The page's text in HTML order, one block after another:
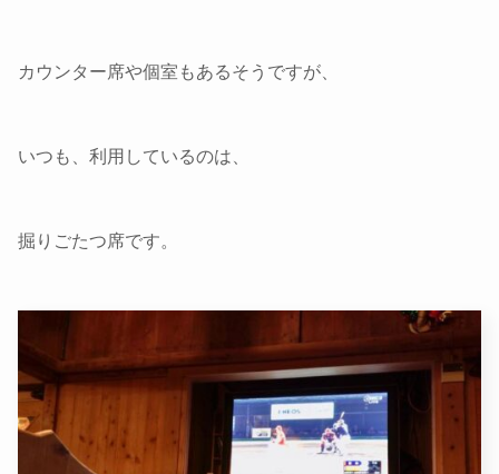
カウンター席や個室もあるそうですが、
いつも、利用しているのは、
掘りごたつ席です。